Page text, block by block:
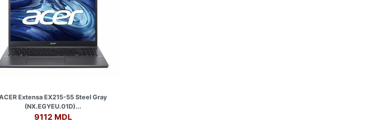
Extensa EX215-55 Steel Gray
(NX.EGYEU.01D)...
9112 MDL